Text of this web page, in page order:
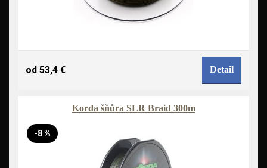
od 53,4 € Detail
Korda šňůra SLR Braid 300m
-8 %